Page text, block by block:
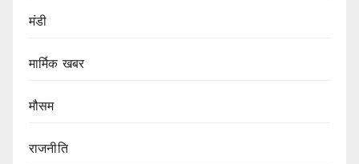
मंडी
मार्मिक खबर
मौसम
राजनीति